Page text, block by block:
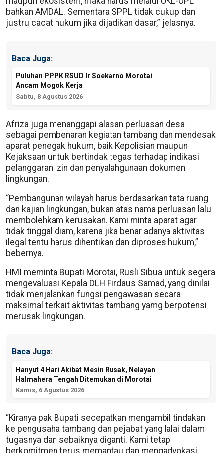
bahkan AMDAL. Sementara SPPL tidak cukup dan
justru cacat hukum jika dijadikan dasar,” jelasnya.
Baca Juga:
Puluhan PPPK RSUD Ir Soekarno Morotai
Ancam Mogok Kerja
Sabtu, 8 Agustus 2026
Afriza juga menanggapi alasan perluasan desa
sebagai pembenaran kegiatan tambang dan mendesak
aparat penegak hukum, baik Kepolisian maupun
Kejaksaan untuk bertindak tegas terhadap indikasi
pelanggaran izin dan penyalahgunaan dokumen
lingkungan.
“Pembangunan wilayah harus berdasarkan tata ruang
dan kajian lingkungan, bukan atas nama perluasan lalu
membolehkam kerusakan. Kami minta aparat agar
tidak tinggal diam, karena jika benar adanya aktivitas
ilegal tentu harus dihentikan dan diproses hukum,”
bebernya.
HMI meminta Bupati Morotai, Rusli Sibua untuk segera
mengevaluasi Kepala DLH Firdaus Samad, yang dinilai
tidak menjalankan fungsi pengawasan secara
maksimal terkait aktivitas tambang yamg berpotensi
merusak lingkungan.
Baca Juga:
Hanyut 4 Hari Akibat Mesin Rusak, Nelayan
Halmahera Tengah Ditemukan di Morotai
Kamis, 6 Agustus 2026
“Kiranya pak Bupati secepatkan mengambil tindakan
ke pengusaha tambang dan pejabat yang lalai dalam
tugasnya dan sebaiknya diganti. Kami tetap
berkomitmen terus memantau dan mengadvokasi